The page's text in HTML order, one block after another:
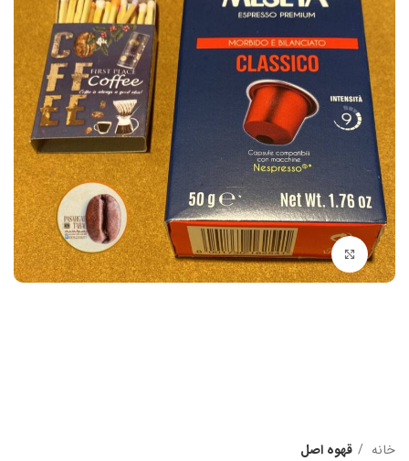
بزرگنمایی تصویر
خانه قهوه اصل